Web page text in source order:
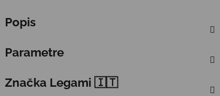
Popis
Parametre
Značka Legami 🇮🇹